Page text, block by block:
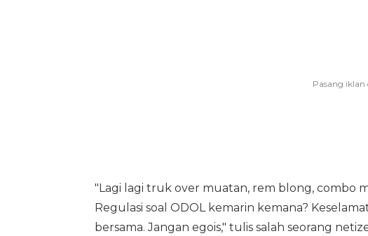
"Lagi lagi truk over muatan, rem blong, combo
Regulasi soal ODOL kemarin kemana?
bersama. Jangan egois," tulis salah seorang